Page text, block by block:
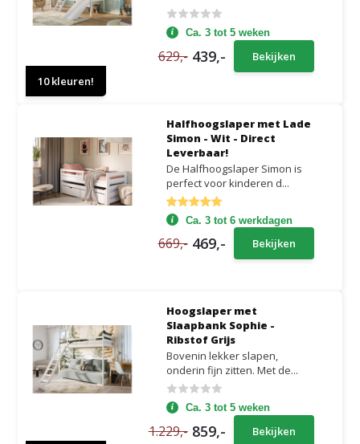
10 kleuren!
Ca. 3 tot 5 weken
629,- 439,- Bekijken
Halfhoogslaper met Lade
Simon - Wit - Direct
Leverbaar!
De Halfhoogslaper Simon is
perfect voor kinderen d...
Ca. 3 tot 6 werkdagen
669,- 469,- Bekijken
Hoogslaper met
Slaapbank Sophie -
Ribstof Grijs
Bovenin lekker slapen,
onderin fijn zitten. Met de...
Ca. 3 tot 5 weken
1.229,- 859,- Bekijken